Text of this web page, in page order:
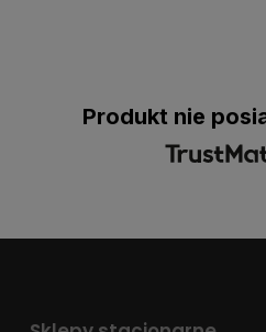
Produkt nie